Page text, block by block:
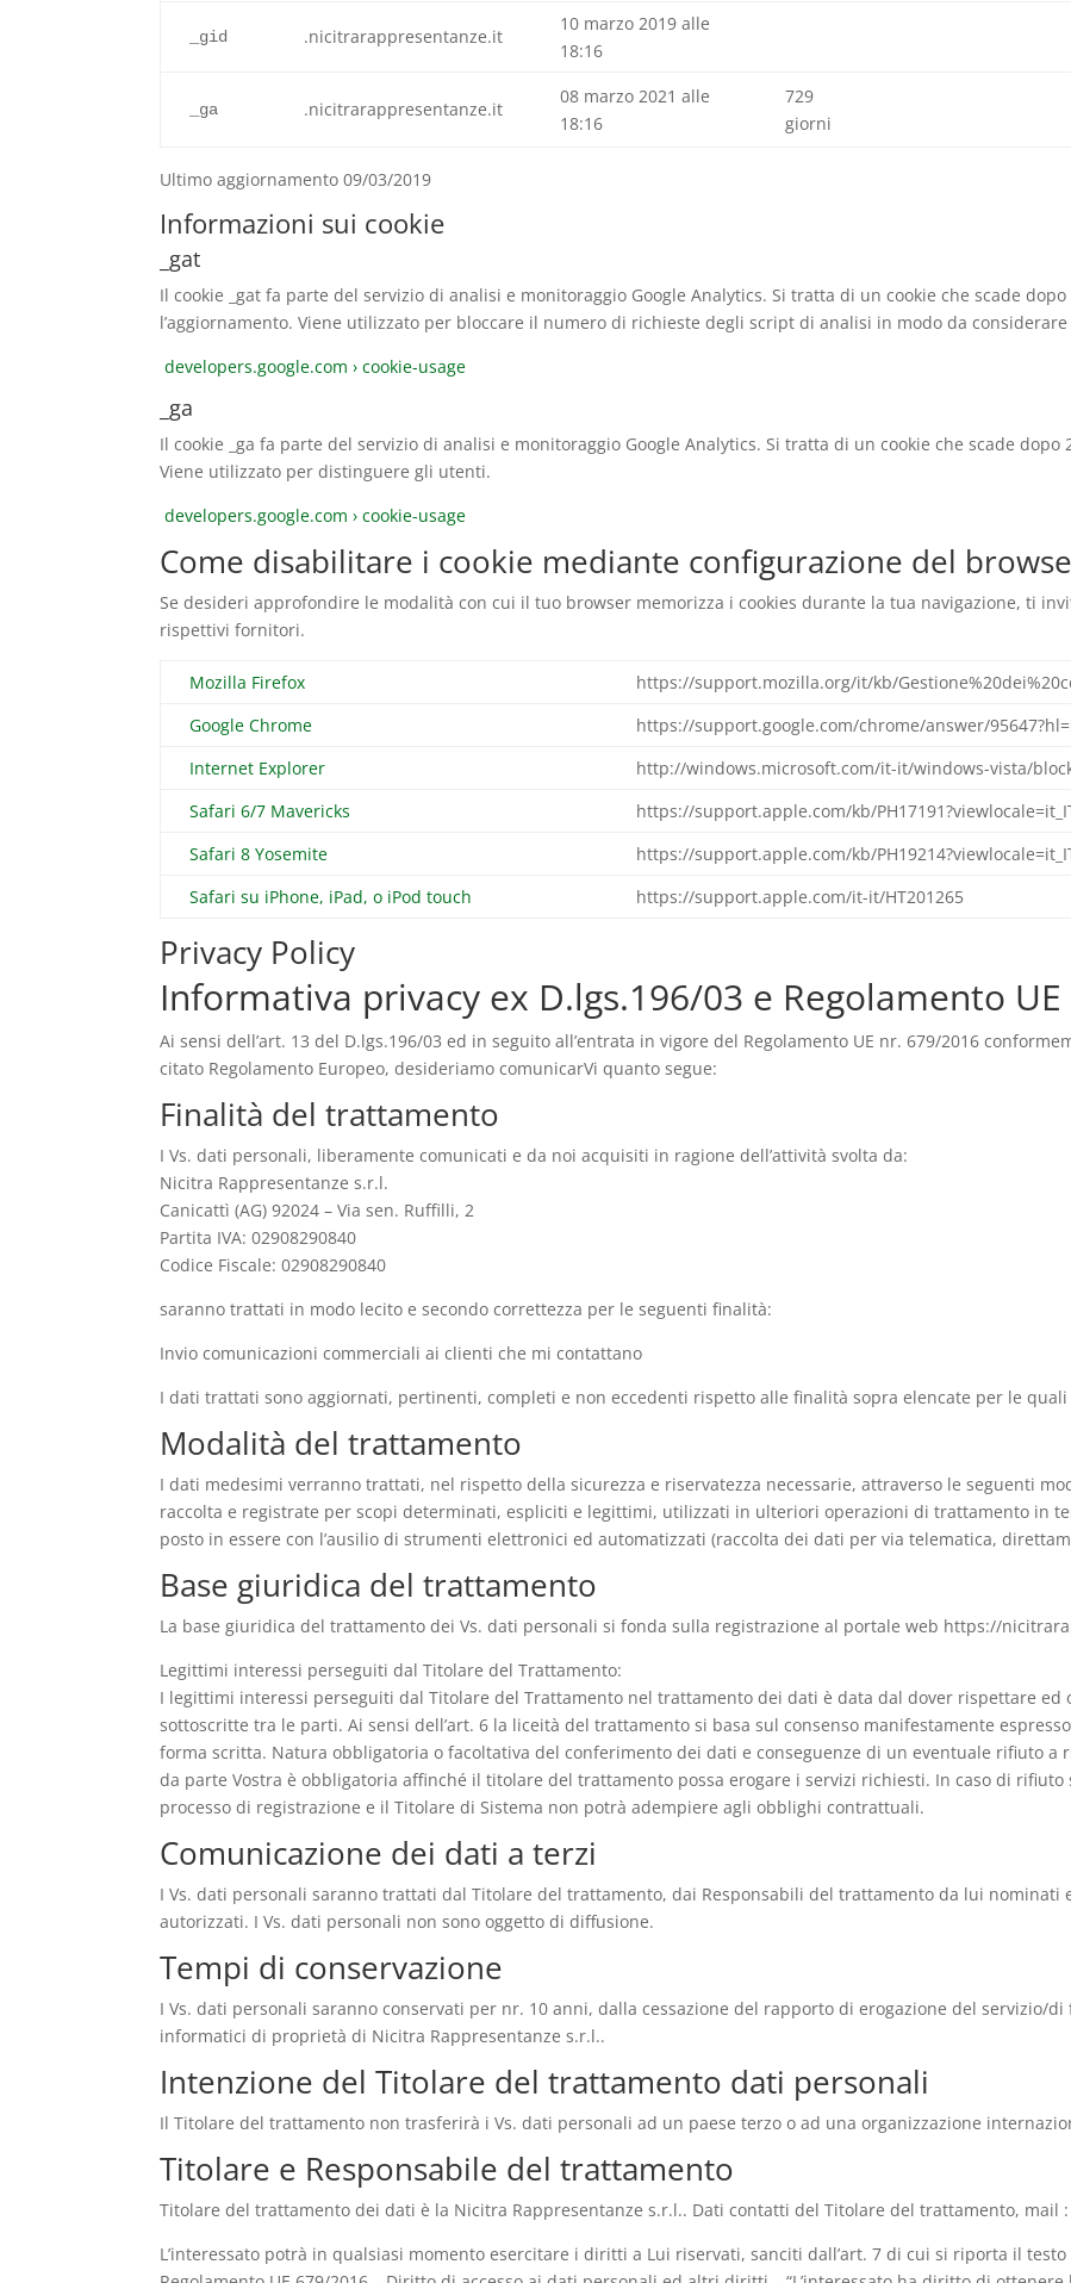
_gid .nicitrarappresentanze.it
10 marzo 2019 alle
18:16
_ga .nicitrarappresentanze.it
08 marzo 2021 alle
18:16
729
giorni
Ultimo aggiornamento 09/03/2019
Informazioni sui cookie
_gat
Il cookie _gat fa parte del servizio di analisi e monitoraggio Google Analytics. Si tratta di un cookie che scade
l’aggiornamento. Viene utilizzato per bloccare il numero di richieste degli script di analisi in modo da
developers.google.com › cookie-usage
_ga
Il cookie _ga fa parte del servizio di analisi e monitoraggio Google Analytics. Si tratta di un cookie che scade dopo
Viene utilizzato per distinguere gli utenti.
developers.google.com › cookie-usage
Come disabilitare i cookie mediante configurazione del
Se desideri approfondire le modalità con cui il tuo browser memorizza i cookies durante la tua navigazione, ti
rispettivi fornitori.
Mozilla Firefox
https://support.mozilla.org/it/kb/
Google Chrome
https://support.google.com/chrome/answer/
Internet Explorer
http://windows.microsoft.com/it-it/windows-vista/
Safari 6/7 Mavericks
https://support.apple.com/kb/
Safari 8 Yosemite
https://support.apple.com/kb/
Safari su iPhone, iPad, o iPod touch
https://support.apple.com/it-it/HT201265
Privacy Policy
Informativa privacy ex D.lgs.196/03 e Regolamento
Ai sensi dell’art. 13 del D.lgs.196/03 ed in seguito all’entrata in vigore del Regolamento UE nr. 679/2016
citato Regolamento Europeo, desideriamo comunicarVi quanto segue:
Finalità del trattamento
I Vs. dati personali, liberamente comunicati e da noi acquisiti in ragione dell’attività svolta da:
Nicitra Rappresentanze s.r.l.
Canicattì (AG) 92024 – Via sen. Ruffilli, 2
Partita IVA: 02908290840
Codice Fiscale: 02908290840
saranno trattati in modo lecito e secondo correttezza per le seguenti finalità:
Invio comunicazioni commerciali ai clienti che mi contattano
I dati trattati sono aggiornati, pertinenti, completi e non eccedenti rispetto alle finalità sopra elencate per le
Modalità del trattamento
I dati medesimi verranno trattati, nel rispetto della sicurezza e riservatezza necessarie, attraverso le seguenti
raccolta e registrate per scopi determinati, espliciti e legittimi, utilizzati in ulteriori operazioni di trattamento in
posto in essere con l’ausilio di strumenti elettronici ed automatizzati (raccolta dei dati per via telematica,
Base giuridica del trattamento
La base giuridica del trattamento dei Vs. dati personali si fonda sulla registrazione al portale web https://
Legittimi interessi perseguiti dal Titolare del Trattamento:
I legittimi interessi perseguiti dal Titolare del Trattamento nel trattamento dei dati è data dal dover rispettare
sottoscritte tra le parti. Ai sensi dell’art. 6 la liceità del trattamento si basa sul consenso manifestamente
forma scritta. Natura obbligatoria o facoltativa del conferimento dei dati e conseguenze di un eventuale rifiuto
da parte Vostra è obbligatoria affinché il titolare del trattamento possa erogare i servizi richiesti. In caso di
processo di registrazione e il Titolare di Sistema non potrà adempiere agli obblighi contrattuali.
Comunicazione dei dati a terzi
I Vs. dati personali saranno trattati dal Titolare del trattamento, dai Responsabili del trattamento da lui
autorizzati. I Vs. dati personali non sono oggetto di diffusione.
Tempi di conservazione
I Vs. dati personali saranno conservati per nr. 10 anni, dalla cessazione del rapporto di erogazione del servizio/
informatici di proprietà di Nicitra Rappresentanze s.r.l..
Intenzione del Titolare del trattamento dati personali
Il Titolare del trattamento non trasferirà i Vs. dati personali ad un paese terzo o ad una organizzazione
Titolare e Responsabile del trattamento
Titolare del trattamento dei dati è la Nicitra Rappresentanze s.r.l.. Dati contatti del Titolare del trattamento, mail
L’interessato potrà in qualsiasi momento esercitare i diritti a Lui riservati, sanciti dall’art. 7 di cui si riporta il